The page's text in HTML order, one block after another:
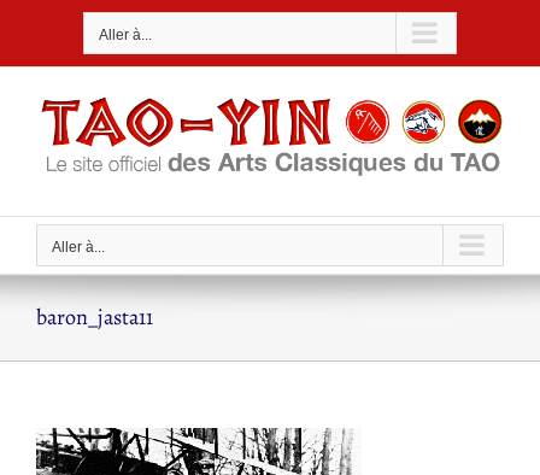
Aller à...
Aller à...
baron_jasta11